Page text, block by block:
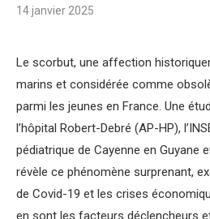
14 janvier 2025
Le scorbut, une affection
marins et considérée comme
parmi les jeunes en France. Une
l’hôpital Robert-Debré (AP-HP),
pédiatrique de Cayenne en Guyane
révèle ce phénomène surprenant,
de Covid-19 et les crises
en sont les facteurs déclencheurs